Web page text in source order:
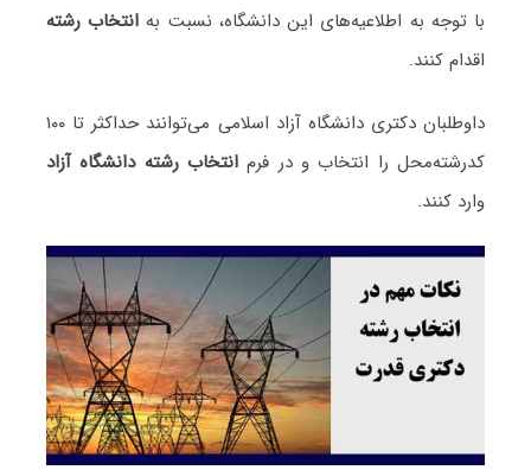
با توجه به اطلاعیه‌های این دانشگاه، نسبت به انتخاب رشته
اقدام کنند.
داوطلبان دکتری دانشگاه آزاد اسلامی می‌توانند حداکثر تا ۱۰۰
کدرشته‌محل را انتخاب و در فرم انتخاب رشته دانشگاه آزاد
وارد کنند.